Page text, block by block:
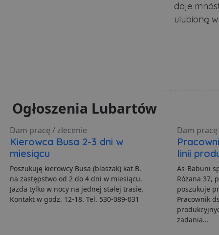
daje
ulubioną
Ogłoszenia Lubartów
Dam pracę / zlecenie
Kierowca Busa 2-3 dni w
miesiącu
Poszukuję kierowcy Busa (blaszak) kat B.
na zastępstwo od 2 do 4 dni w miesiącu.
Jazda tylko w nocy na jednej stałej trasie.
Kontakt w godz. 12-18. Tel. 530-089-031
Dam
linii
As-Babuni
Różana 37,
poszukuje
Pracownik
zadania...
FCCDCF
Nazwa
Nazwa
__Secure-YNID